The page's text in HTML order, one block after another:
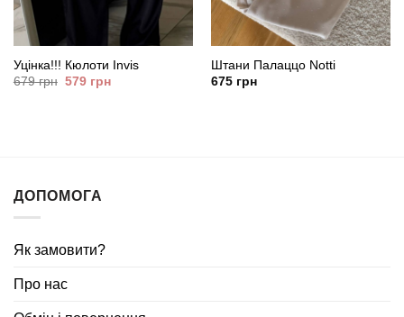
Уцінка!!! Кюлоти Invis
679грн Оригінальна
579грнПоточна
Штани Палаццо Notti
675грн
ДОПОМОГА
Як замовити?
Про нас